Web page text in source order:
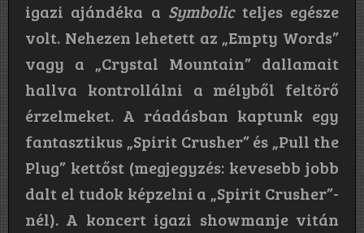
igazi ajándéka a Symbolicteljes egésze
volt. Nehezen lehetett az „Empty Words”
vagy a „Crystal Mountain” dallamait
hallva kontrollálni a mélyből feltörő
érzelmeket. A ráadásban kaptunk egy
fantasztikus „Spirit Crusher” és „Pull the
Plug” kettőst (megjegyzés: kevesebb jobb
dalt el tudok képzelni a „Spirit Crusher”-
nél). A koncert igazi showmanje vitán